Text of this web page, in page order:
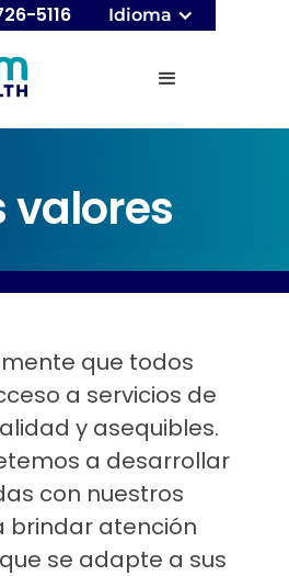
5116 Idioma
valores
que todos
a servicios de
y asequibles.
a desarrollar
con nuestros
brindar atención
se adapte a sus